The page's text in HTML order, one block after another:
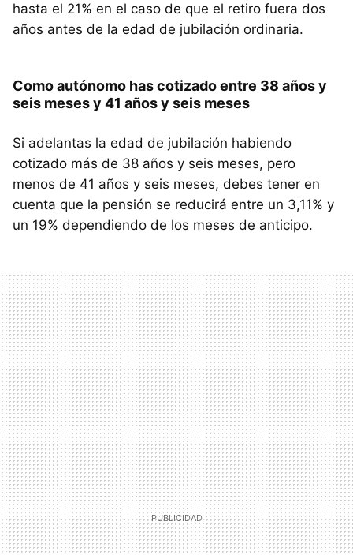
hasta el 21% en el caso de que el retiro fuera dos
años antes de la edad de jubilación ordinaria.
Como autónomo has cotizado entre 38 años y
seis meses y 41 años y seis meses
Si adelantas la edad de jubilación habiendo
cotizado más de 38 años y seis meses, pero
menos de 41 años y seis meses, debes tener en
cuenta que la pensión se reducirá entre un 3,11% y
un 19% dependiendo de los meses de anticipo.